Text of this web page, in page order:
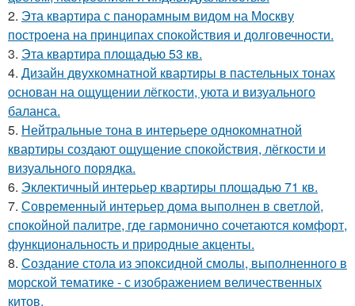
2. Эта квартира с панорамным видом на Москву
построена на принципах спокойствия и долговечности.
3. Эта квартира площадью 53 кв.
4. Дизайн двухкомнатной квартиры в пастельных тонах
основан на ощущении лёгкости, уюта и визуального
баланса.
5. Нейтральные тона в интерьере однокомнатной
квартиры создают ощущение спокойствия, лёгкости и
визуального порядка.
6. Эклектичный интерьер квартиры площадью 71 кв.
7. Современный интерьер дома выполнен в светлой,
спокойной палитре, где гармонично сочетаются комфорт,
функциональность и природные акценты.
8. Создание стола из эпоксидной смолы, выполненного в
морской тематике - с изображением величественных
китов.